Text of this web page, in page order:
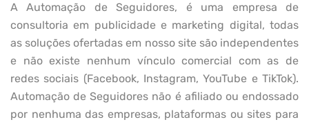
A Automação de Seguidores, é uma empresa de
consultoria em publicidade e marketing digital, todas
as soluções ofertadas em nosso site são independentes
e não existe nenhum vínculo comercial com as de
redes sociais (Facebook, Instagram, YouTube e TikTok).
Automação de Seguidores não é afiliado ou endossado
por nenhuma das empresas, plataformas ou sites para